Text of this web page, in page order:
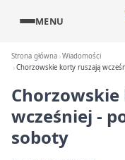
MENU
Strona główna Wiadomości
Chorzowskie korty ruszają
wcześniej -
soboty